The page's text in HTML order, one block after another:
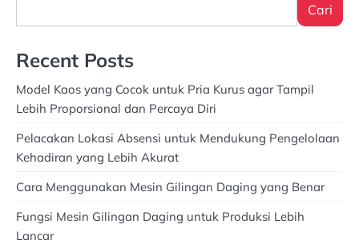
Cari
Recent Posts
Model Kaos yang Cocok untuk Pria Kurus agar Tampil
Lebih Proporsional dan Percaya Diri
Pelacakan Lokasi Absensi untuk Mendukung Pengelolaan
Kehadiran yang Lebih Akurat
Cara Menggunakan Mesin Gilingan Daging yang Benar
Fungsi Mesin Gilingan Daging untuk Produksi Lebih
Lancar